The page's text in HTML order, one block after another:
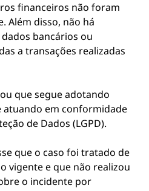
financeiros não foram
Além disso, não há
bancários ou
a transações realizadas
que segue adotando
atuando em conformidade
de Dados (LGPD).
que o caso foi tratado de
vigente e que não realizou
o incidente por